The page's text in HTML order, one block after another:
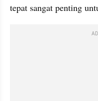
tepat sangat penting